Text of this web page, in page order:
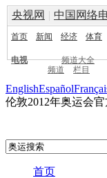
央视网 | 中国网络
首页 新闻 经济 体育
电视 频道大全
频道
栏目
EnglishEspañol
伦敦2012年奥运会
首页